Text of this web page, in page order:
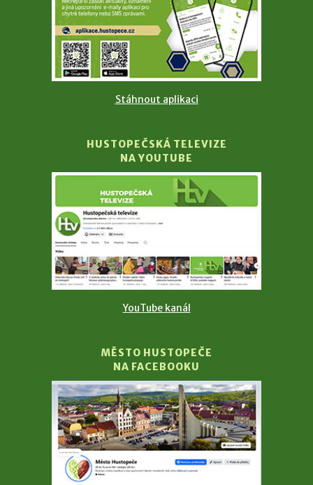
Stáhnout aplikaci
HUSTOPEČSKÁ TELEVIZE
NA YOUTUBE
YouTube kanál
MĚSTO HUSTOPEČE
NA FACEBOOKU